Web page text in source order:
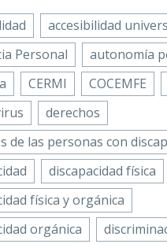
accesibilidad
Personal
autonomía
CERMI COCEMFE
derechos
de las personas con
discapacidad física
física y orgánica
orgánica